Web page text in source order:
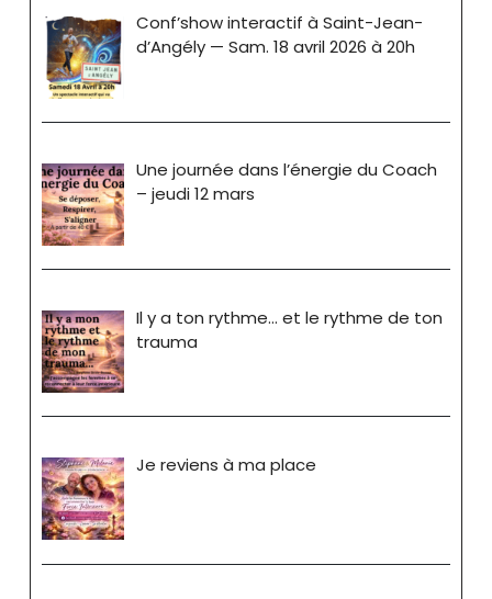
Conf’show interactif à Saint-Jean-
d’Angély — Sam. 18 avril 2026 à 20h
Une journée dans l’énergie du Coach
– jeudi 12 mars
Il y a ton rythme… et le rythme de ton
trauma
Je reviens à ma place